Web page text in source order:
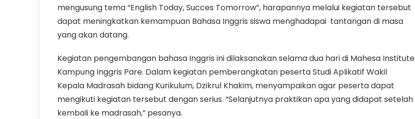
mengusung tema “English Today, Succes Tomorrow”, harapannya melalui kegiatan tersebut
dapat meningkatkan kemampuan Bahasa Inggris siswa menghadapai tantangan di masa
yang akan datang.
Kegiatan pengembangan bahasa Inggris ini dilaksanakan selama dua hari di Mahesa Institute
Kampung Inggris Pare. Dalam kegiatan pemberangkatan peserta Studi Aplikatif Wakil
Kepala Madrasah bidang Kurikulum, Dzikrul Khakim, menyampaikan agar peserta dapat
mengikuti kegiatan tersebut dengan serius. “Selanjutnya praktikan apa yang didapat setelah
kembali ke madrasah,” pesanya.